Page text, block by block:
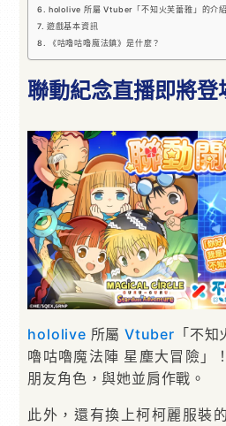
hololive 所屬 Vtuber「不知火芙蕾雅」的介紹
遊戲基本資訊
《咕嚕咕嚕魔法鎮》是什麼？
聯動紀念直播即將登
hololive 所屬Vtuber 「不
嚕咕嚕魔法陣 星塵大冒險」
朋友角色，與她並肩作戰。
此外，還有換上柯柯麗服裝